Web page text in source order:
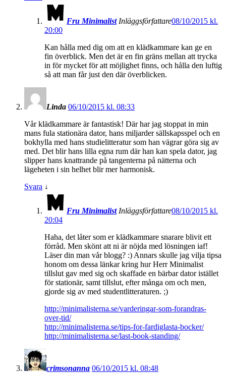
Fru Minimalist Inläggsförfattare08/10/2015 kl.
20:00
Kan hålla med dig om att en klädkammare kan ge en
fin överblick. Men det är en fin gräns mellan att trycka
in för mycket för att möjlighet finns, och hålla den luftig
så att man får just den där överblicken.
Linda 06/10/2015 kl. 08:33
Vår klädkammare är fantastisk! Där har jag stoppat in min
mans fula stationära dator, hans miljarder sällskapsspel och en
bokhylla med hans studielitteratur som han vägrar göra sig av
med. Det blir hans lilla egna rum där han kan spela dator, jag
slipper hans knattrande på tangenterna på nätterna och
lägeheten i sin helhet blir mer harmonisk.
Svara ↓
Fru Minimalist Inläggsförfattare08/10/2015 kl.
20:04
Haha, det låter som er klädkammare snarare blivit ett
förråd. Men skönt att ni är nöjda med lösningen iaf!
Läser din man vår blogg? :) Annars skulle jag vilja tipsa
honom om dessa länkar kring hur Herr Minimalist
tillslut gav med sig och skaffade en bärbar dator istället
för stationär, samt tillslut, efter många om och men,
gjorde sig av med studentlitteraturen. ;)
http://minimalisterna.se/varderingar-som-forandras-
over-tid/
http://minimalisterna.se/tips-for-fardiglasta-bocker/
http://minimalisterna.se/last-book-standing/
crimsonanna 06/10/2015 kl. 08:48